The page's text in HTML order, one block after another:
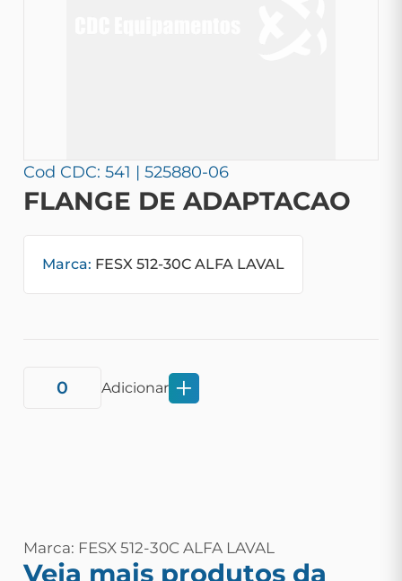
Cod CDC: 541 | 525880-06
FLANGE DE ADAPTACAO
Marca: FESX 512-30C ALFA LAVAL
Adicionar
Marca: FESX 512-30C ALFA LAVAL
Veja mais produtos da